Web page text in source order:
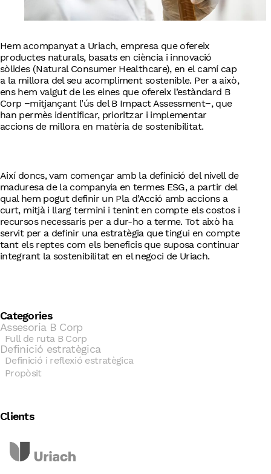
Hem acompanyat a Uriach, empresa que ofereix
productes naturals, basats en ciència i innovació
sòlides (Natural Consumer Healthcare), en el camí cap
a la millora del seu acompliment sostenible. Per a això,
ens hem valgut de les eines que ofereix l’estàndard B
Corp −mitjançant l’ús del B Impact Assessment−, que
han permès identificar, prioritzar i implementar
accions de millora en matèria de sostenibilitat.
Així doncs, vam començar amb la definició del nivell de
maduresa de la companyia en termes ESG, a partir del
qual hem pogut definir un Pla d’Acció amb accions a
curt, mitjà i llarg termini i tenint en compte els costos i
recursos necessaris per a dur-ho a terme. Tot això ha
servit per a definir una estratègia que tingui en compte
tant els reptes com els beneficis que suposa continuar
integrant la sostenibilitat en el negoci de Uriach.
Categories
Assesoria B Corp
Full de ruta B Corp
Definició estratègica
Definició i reflexió estratègica
Propòsit
Clients